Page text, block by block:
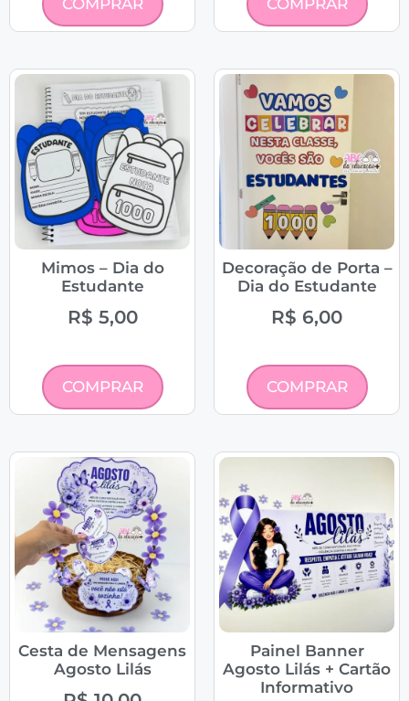
Mimos – Dia do
Estudante
R$ 5,00
COMPRAR
Decoração de Porta –
Dia do Estudante
R$ 6,00
COMPRAR
Cesta de Mensagens
Agosto Lilás
Painel Banner
Agosto Lilás + Cartão
Informativo